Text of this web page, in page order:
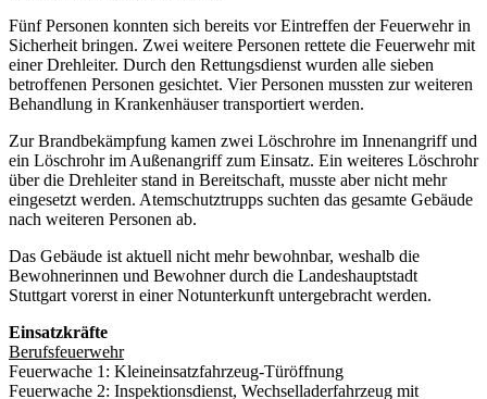
Fünf Personen konnten sich bereits vor Eintreffen der Feuerwehr in
Sicherheit bringen. Zwei weitere Personen rettete die Feuerwehr mit
einer Drehleiter. Durch den Rettungsdienst wurden alle sieben
betroffenen Personen gesichtet. Vier Personen mussten zur weiteren
Behandlung in Krankenhäuser transportiert werden.
Zur Brandbekämpfung kamen zwei Löschrohre im Innenangriff und
ein Löschrohr im Außenangriff zum Einsatz. Ein weiteres Löschrohr
über die Drehleiter stand in Bereitschaft, musste aber nicht mehr
eingesetzt werden. Atemschutztrupps suchten das gesamte Gebäude
nach weiteren Personen ab.
Das Gebäude ist aktuell nicht mehr bewohnbar, weshalb die
Bewohnerinnen und Bewohner durch die Landeshauptstadt
Stuttgart vorerst in einer Notunterkunft untergebracht werden.
Einsatzkräfte
Berufsfeuerwehr
Feuerwache 1: Kleineinsatzfahrzeug-Türöffnung
Feuerwache 2: Inspektionsdienst, Wechselladerfahrzeug mit